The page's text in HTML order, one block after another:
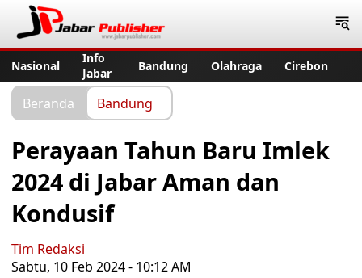
Nasional
Info
Jabar
Bandung Olahraga Cirebon
Beranda Bandung
Perayaan Tahun Baru Imlek
2024 di Jabar Aman dan
Kondusif
Tim Redaksi
Sabtu, 10 Feb 2024 - 10:12 AM